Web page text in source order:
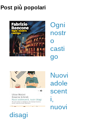
Post più popolari
Ogni
nostr
o
casti
go
Nuovi
adole
scent
i,
nuovi
disagi